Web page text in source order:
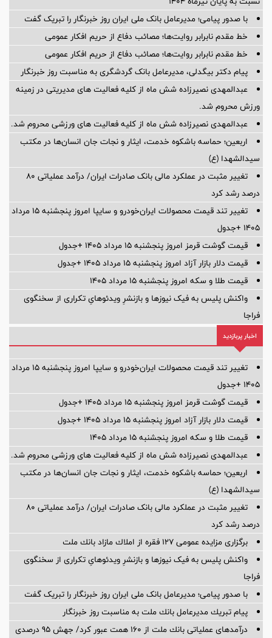
با صدور پیامی؛ مدیرعامل بانک ملی ایران روز خبرنگار را تبریک گفت
خط مقدم نابرابر روایت‌ها؛ مصائب دفاع از حریم افکار عمومی
خط مقدم نابرابر روایت‌ها؛ مصائب دفاع از حریم افکار عمومی
پیام دکتر بیگدلی، مدیرعامل بانک گردشگری به مناسبت روز خبرنگار
عبدالمهدی نصیرزاده شش ماه از کلیه فعالیت های مدیریتی در زمینه
ورزش محروم شد.
عبدالمهدی نصیرزاده شش ماه از کلیه فعالیت های ورزشی محروم شد.
اربعین؛ حماسه باشکوه خدمت، ایثار و نجات جان انسان‌ها در مکتب
سیدالشهدا (ع)
تغییر مثبت در عملکرد مالی بانک صادرات ایران/ درآمد عملیاتی 80
درصد رشد کرد
تغییر تند قیمت محصولات ایران‌خودرو و سایپا امروز پنجشنبه ۱۵ مرداد
۱۴۰۵ +جدول
قیمت گوشت قرمز امروز پنجشنبه ۱۵ مرداد ۱۴۰۵ +جدول
قیمت دلار بازار آزاد امروز پنجشنبه ۱۵ مرداد ۱۴۰۵ +جدول
قیمت طلا و سکه امروز پنجشنبه ۱۵ مرداد ۱۴۰۵
واکنش پلیس به فیک نیوزها و بازنشرِ ویدئوهایِ تکراری از سخنگوی
فراجا
اخبار پربازدید
تغییر تند قیمت محصولات ایران‌خودرو و سایپا امروز پنجشنبه ۱۵ مرداد
۱۴۰۵ +جدول
قیمت گوشت قرمز امروز پنجشنبه ۱۵ مرداد ۱۴۰۵ +جدول
قیمت دلار بازار آزاد امروز پنجشنبه ۱۵ مرداد ۱۴۰۵ +جدول
قیمت طلا و سکه امروز پنجشنبه ۱۵ مرداد ۱۴۰۵
عبدالمهدی نصیرزاده شش ماه از کلیه فعالیت های ورزشی محروم شد.
اربعین؛ حماسه باشکوه خدمت، ایثار و نجات جان انسان‌ها در مکتب
سیدالشهدا (ع)
تغییر مثبت در عملکرد مالی بانک صادرات ایران/ درآمد عملیاتی 80
درصد رشد کرد
برگزاری مزایده عمومی 127 فقره از املاك مازاد بانك ملت
واکنش پلیس به فیک نیوزها و بازنشرِ ویدئوهایِ تکراری از سخنگوی
فراجا
با صدور پیامی؛ مدیرعامل بانک ملی ایران روز خبرنگار را تبریک گفت
پیام تبریك مدیرعامل بانك ملت به مناسبت روز خبرنگار
درآمدهای عملیاتی بانك ملت از 160 همت عبور كرد/ جهش 95 درصدی